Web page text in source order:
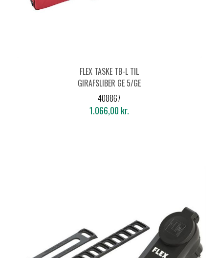
FLEX TASKE TB-L TIL
GIRAFSLIBER GE 5/GE
5 R
408867
1.066,00 kr.